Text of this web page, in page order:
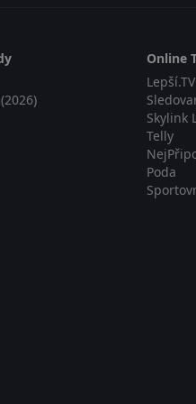
Online
Lepší.TV
Skylink
Telly
Poda